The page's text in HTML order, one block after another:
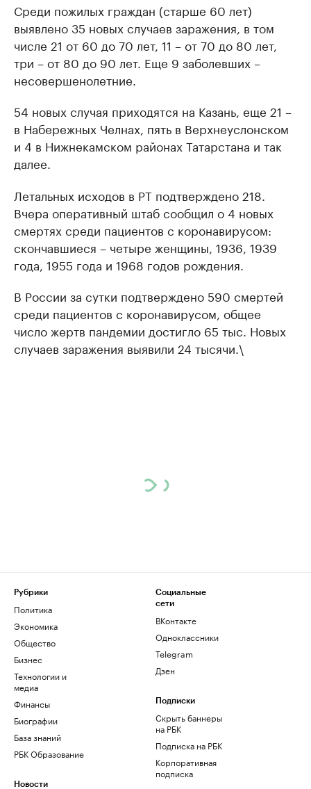
Среди пожилых граждан (старше 60 лет)
выявлено 35 новых случаев заражения, в том
числе 21 от 60 до 70 лет, 11 – от 70 до 80 лет,
три – от 80 до 90 лет. Еще 9 заболевших –
несовершенолетние.
54 новых случая приходятся на Казань, еще 21 –
в Набережных Челнах, пять в Верхнеуслонском
и 4 в Нижнекамском районах Татарстана и так
далее.
Летальных исходов в РТ подтверждено 218.
Вчера оперативный штаб сообщил о 4 новых
смертях среди пациентов с коронавирусом:
скончавшиеся – четыре женщины, 1936, 1939
года, 1955 года и 1968 годов рождения.
В России за сутки подтверждено 590 смертей
среди пациентов с коронавирусом, общее
число жертв пандемии достигло 65 тыс. Новых
случаев заражения выявили 24 тысячи.\
Рубрики
Политика
Экономика
Общество
Бизнес
Технологии и
медиа
Финансы
Биографии
База знаний
РБК Образование
Новости
Социальные
сети
ВКонтакте
Одноклассники
Telegram
Дзен
Подписки
Скрыть баннеры
на РБК
Подписка на РБК
Корпоративная
подписка